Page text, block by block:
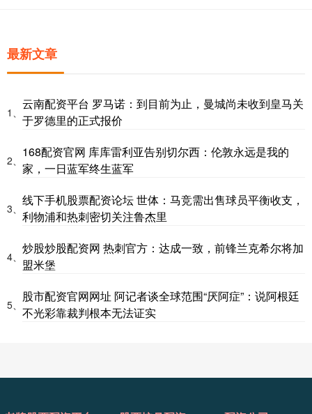
最新文章
1、
云南配资平台 罗马诺：到目前为止，曼城尚未收到皇马关
于罗德里的正式报价
2、
168配资官网 库库雷利亚告别切尔西：伦敦永远是我的
家，一日蓝军终生蓝军
3、
线下手机股票配资论坛 世体：马竞需出售球员平衡收支，
利物浦和热刺密切关注鲁杰里
4、
炒股炒股配资网 热刺官方：达成一致，前锋兰克希尔将加
盟米堡
5、
股市配资官网网址 阿记者谈全球范围“厌阿症”：说阿根廷
不光彩靠裁判根本无法证实